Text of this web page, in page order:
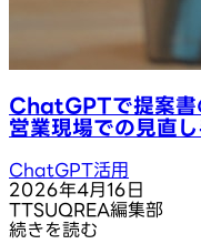
ChatGPTで提案書
営業現場での見直し
ChatGPT活用
2026年4月16日
TTSUQREA編集部
続きを読む